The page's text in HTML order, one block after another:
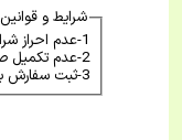
شرایط و قوانین
1-عدم احراز شرایط لازم برای استانداردهای دارای محدودیت فروش باعث منتفی شدن سفارش میشود.
2-عدم تکمیل صحیح فرم سفارش که باعث عدم احراز هویت گردد باعث منتفی شدن سفارش میشود.
3-ثبت سفارش به منزله پذیرش آن نبوده و موسسه میتواند بدون ارائه توضیحات سفارش را ملغی نماید.